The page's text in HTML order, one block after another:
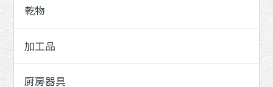
乾物
加工品
厨房器具